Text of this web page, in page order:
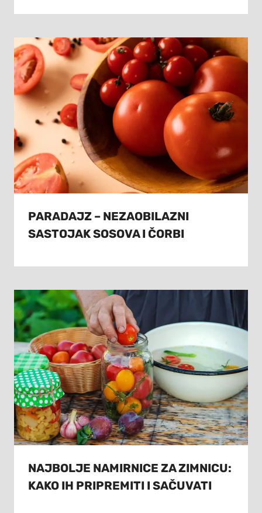
PARADAJZ – NEZAOBILAZNI
SASTOJAK SOSOVA I ČORBI
NAJBOLJE NAMIRNICE ZA ZIMNICU:
KAKO IH PRIPREMITI I SAČUVATI